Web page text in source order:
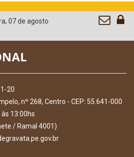
, 07 de agosto
20
nº 268, Centro - CEP: 55.641-000
13:00hs
/ Ramal 4001)